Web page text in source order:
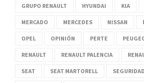
GRUPO RENAULT HYUNDAI KIA
MERCADO MERCEDES NISSAN
OPEL OPINIÓN PERTE
RENAULT RENAULT PALENCIA
SEAT SEAT MARTORELL